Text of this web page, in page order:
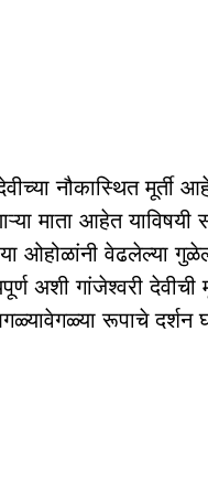
नौकास्थित मूर्ती
माता आहेत
ओहोळांनी वेढलेल्या
अशी गांजेश्वरी
आगळ्यावेगळ्या रूपाचे